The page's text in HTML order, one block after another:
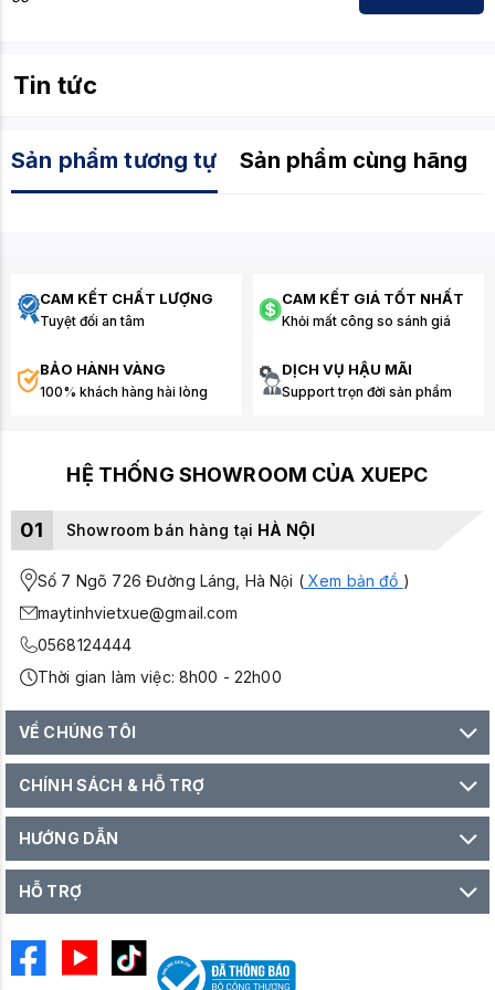
được mức giá ưu đãi và chính sách bảo hành chính
Gaming GeForce RTX 5070 Ti 16G GDDR7 White
Tin tức
Sản phẩm tương tự Sản phẩm cùng hãng
CAM KẾT CHẤT LƯỢNG
Tuyệt đối an tâm
CAM KẾT GIÁ TỐT NHẤT
Khỏi mất công so sánh giá
BẢO HÀNH VÀNG
100% khách hàng hài lòng
DỊCH VỤ HẬU MÃI
Support trọn đời sản phẩm
HỆ THỐNG SHOWROOM CỦA XUEPC
01 Showroom bán hàng tại HÀ NỘI
Số 7 Ngõ 726 Đường Láng, Hà Nội (Xem bản đồ )
maytinhvietxue@gmail.com
0568124444
Thời gian làm việc: 8h00 - 22h00
VỀ CHÚNG TÔI
CHÍNH SÁCH & HỖ TRỢ
HƯỚNG DẪN
HỖ TRỢ